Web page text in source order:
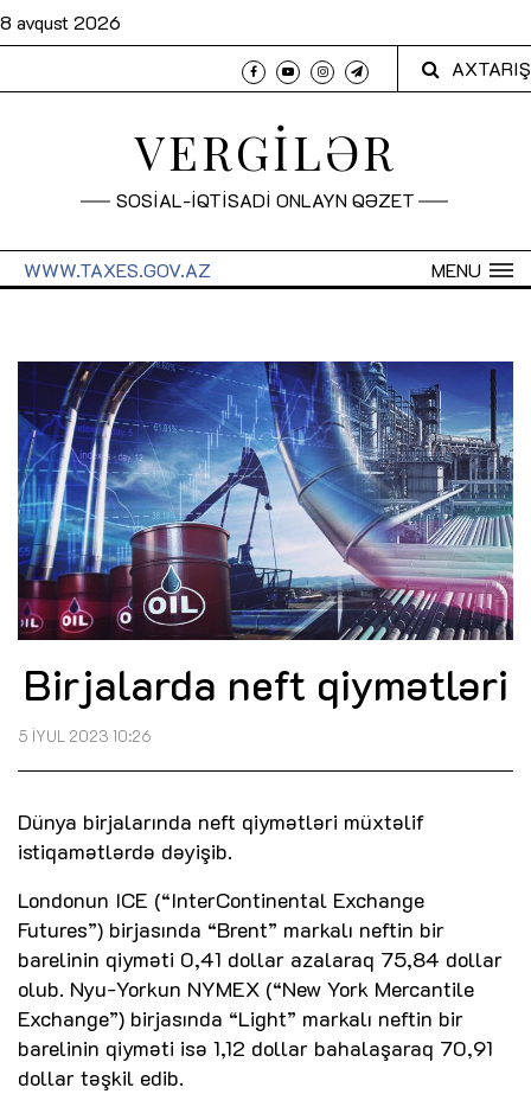
8 avqust 2026
AXTARIŞ
VERGİLƏR
SOSİAL-İQTİSADİ ONLAYN QƏZET
MENU
WWW.TAXES.GOV.AZ
Birjalarda neft qiymətləri
5 İYUL 2023 10:26
Dünya birjalarında neft qiymətləri müxtəlif
istiqamətlərdə dəyişib.
Londonun ICE (“InterContinental Exchange
Futures”) birjasında “Brent” markalı neftin bir
barelinin qiyməti 0,41 dollar azalaraq 75,84 dollar
olub. Nyu-Yorkun NYMEX (“New York Mercantile
Exchange”) birjasında “Light” markalı neftin bir
barelinin qiyməti isə 1,12 dollar bahalaşaraq 70,91
dollar təşkil edib.